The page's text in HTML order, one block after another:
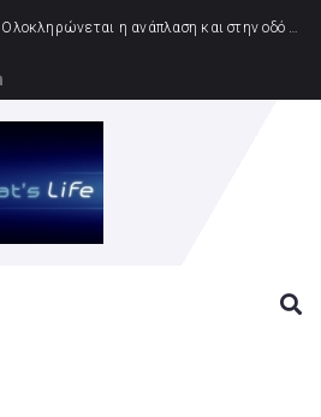
Δήμος Καλαμάτας : Ολοκληρώνεται η ανάπλαση και στην οδό Ψάλτη